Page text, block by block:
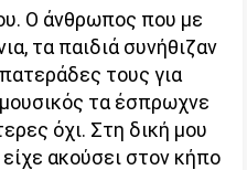
Ο άνθρωπος που με
τα παιδιά συνήθιζαν
τους για
τα έσπρωχνε
όχι. Στη δική μου
ακούσει στον κήπο